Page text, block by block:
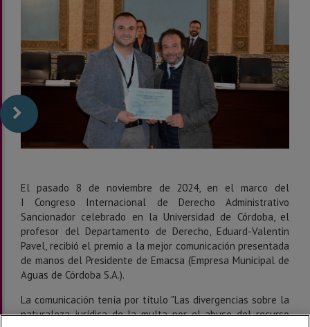
El pasado 8 de noviembre de 2024, en el marco del
I Congreso Internacional de Derecho Administrativo
Sancionador celebrado en la Universidad de Córdoba, el
profesor del Departamento de Derecho, Eduard-Valentin
Pavel, recibió el premio a la mejor comunicación presentada
de manos del Presidente de Emacsa (Empresa Municipal de
Aguas de Córdoba S.A.).
La comunicación tenía por título "Las divergencias sobre la
naturaleza jurídica de la multa por el abuso del recurso